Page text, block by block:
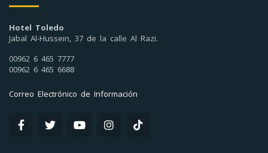
Hotel Toledo
Jabal Al-Hussein, 37 de la calle Al Razi.
00962 6 465 7777
00962 6 465 6688
Correo Electrónico de Información